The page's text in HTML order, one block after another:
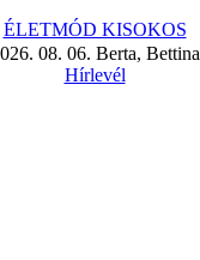
ÉLETMÓD KISOKOS
08. 06. Berta, Bettina
Hírlevél